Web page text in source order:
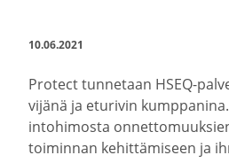
10.06.2021
Protect tunnetaan HSEQ-​
vijänä ja eturivin
intohi­mosta
toiminnan kehit­tä­miseen ja